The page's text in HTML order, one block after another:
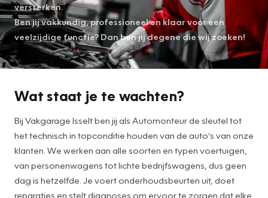
versterken.
Ben jij vakkundig, professioneel en klaar voor een
veelzijdige functie? Dan ben jij degene die wij zoeken!
Wat staat je te wachten?
Bij Vakgarage Isselt ben jij als Automonteur de sleutel tot
het technisch in topconditie houden van de auto’s van onze
klanten. We werken aan alle soorten en typen voertuigen,
van personenwagens tot lichte bedrijfswagens, dus geen
dag is hetzelfde. Je voert onderhoudsbeurten uit, doet
reparaties en stelt diagnoses om ervoor te zorgen dat elke